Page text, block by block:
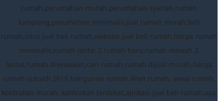
rumah,perumahan murah,perumahan syariah,rumah
kampung,perumahan minimalis,jual rumah murah,beli
rumah,situs jual beli rumah,website jual beli rumah,harga rumah
minimalis,rumah lantai 2,rumah baru,rumah mewah 2
lantai,rumah disewakan,cari rumah,rumah dijual murah,harga
rumah subsidi 2019,bangunan rumah,iklan rumah, sewa rumah,
kontrakan murah, kontrakan terdekat,aplikasi jual beli rumah,app